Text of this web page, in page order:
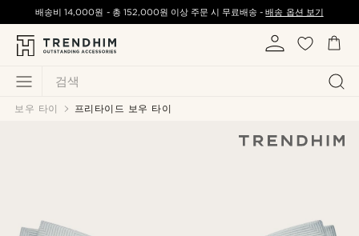
검색
배송비14,000원 - 총 152,000원 이상 주문 시 무료배송 -배송 옵션 보기
보우 타이 프리타이드 보우 타이